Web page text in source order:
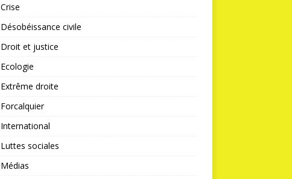
Crise
Désobéissance civile
Droit et justice
Ecologie
Extrême droite
Forcalquier
International
Luttes sociales
Médias